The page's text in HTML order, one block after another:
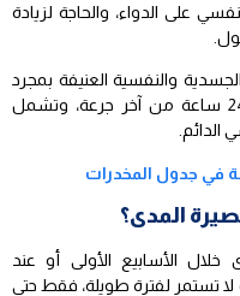
على الدواء، والحاجة لزيادة
والنفسية العنيفة بمجرد
تأخر الجرعة بساعات حيث تبدأ خلال 12-24 ساعة من آخر جرعة، وتشمل
الدائم.
في جدول المخدرات
الأسابيع الأولى أو عند
تستمر لفترة طويلة، فقط حتى